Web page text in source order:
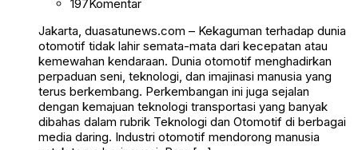
197Komentar
Jakarta, duasatunews.com – Kekaguman terhadap dunia
otomotif tidak lahir semata-mata dari kecepatan atau
kemewahan kendaraan. Dunia otomotif menghadirkan
perpaduan seni, teknologi, dan imajinasi manusia yang
terus berkembang. Perkembangan ini juga sejalan
dengan kemajuan teknologi transportasi yang banyak
dibahas dalam rubrik Teknologi dan Otomotif di berbagai
media daring. Industri otomotif mendorong manusia